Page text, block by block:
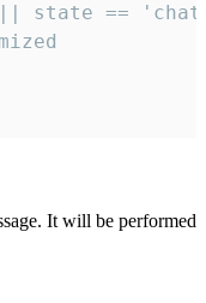
state ==
It will be performed